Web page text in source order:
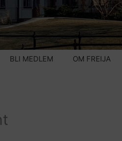
BLI MEDLEM OM FREIJA